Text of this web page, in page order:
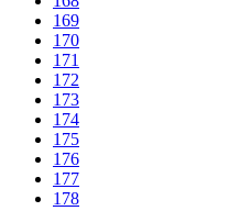
169
170
171
172
173
174
175
176
177
178